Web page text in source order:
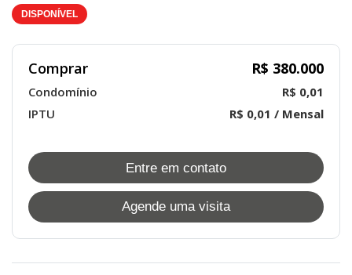
DISPONÍVEL
Comprar R$ 380.000
Condomínio
R$ 0,01
IPTU
R$ 0,01 / Mensal
Entre em contato
Agende uma visita